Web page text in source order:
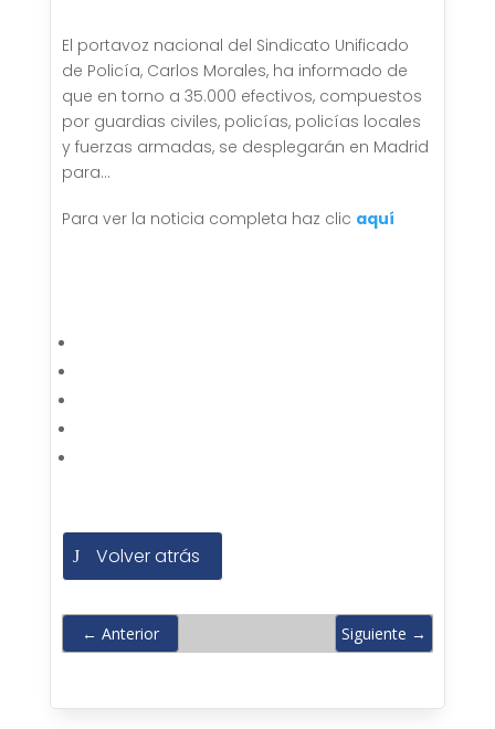
El portavoz nacional del Sindicato Unificado
de Policía, Carlos Morales, ha informado de
que en torno a 35.000 efectivos, compuestos
por guardias civiles, policías, policías locales
y fuerzas armadas, se desplegarán en Madrid
para...
Para ver la noticia completa haz clic aquí
Volver atrás
← Anterior Siguiente →